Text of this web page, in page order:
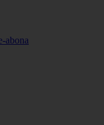
abona